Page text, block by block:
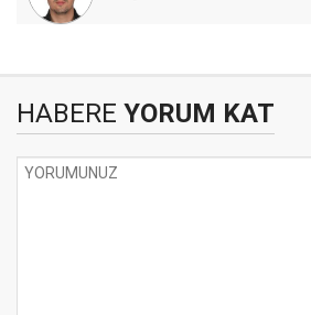
HABERE YORUM KAT